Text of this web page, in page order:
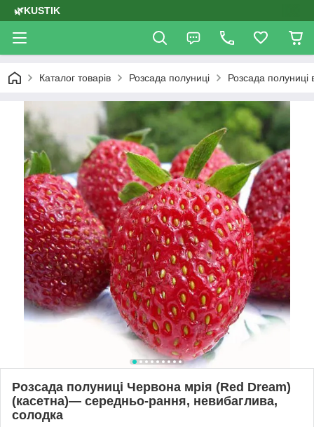
🌿KUSTIK
Каталог товарів Розсада полуниці Розсада полуниці
Розсада полуниці Червона мрія (Red Dream)
(касетна)— середньо-рання, невибаглива,
солодка